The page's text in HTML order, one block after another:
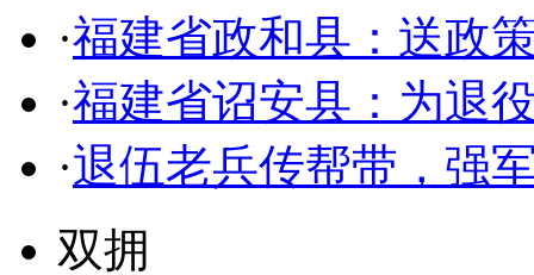
·福建省政和县：送政
·福建省诏安县：为退
·退伍老兵传帮带，强
双拥